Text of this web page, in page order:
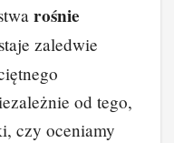
rośnie
zaledwie
od tego,
czy oceniamy